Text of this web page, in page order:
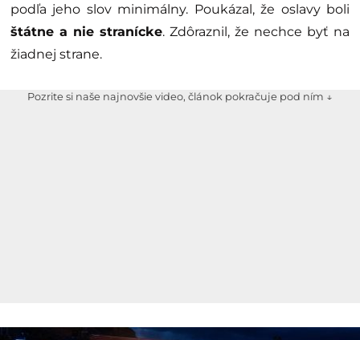
podľa jeho slov minimálny. Poukázal, že oslavy boli
štátne a nie stranícke. Zdôraznil, že nechce byť na
žiadnej strane.
Pozrite si naše najnovšie video, článok pokračuje pod ním ↓